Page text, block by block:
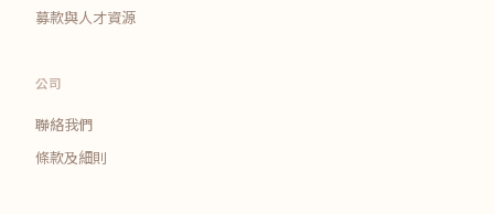
募款與人才資源
公司
聯絡我們
條款及細則